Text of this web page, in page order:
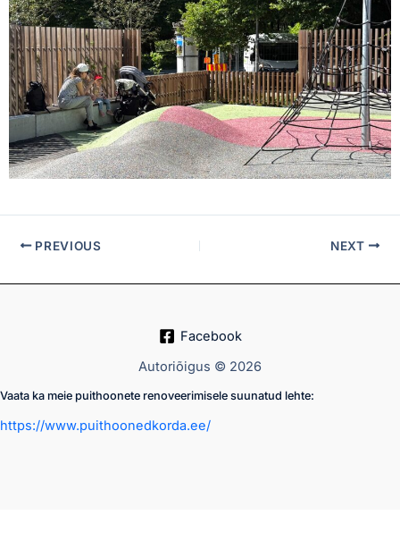
PREVIOUS NEXT
Facebook
Autoriõigus © 2026
Vaata ka meie puithoonete renoveerimisele suunatud lehte:
https://www.puithoonedkorda.ee/